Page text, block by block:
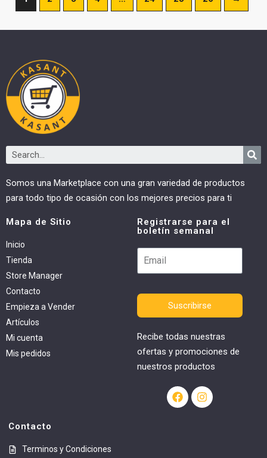
Somos una Marketplace con una gran variedad de productos
para todo tipo de ocasión con los mejores precios para ti
Mapa de Sitio
Inicio
Tienda
Store Manager
Contacto
Empieza a Vender
Artículos
Mi cuenta
Mis pedidos
Registrarse para el
boletín semanal
Suscribirse
Recibe todas nuestras
ofertas y promociones de
nuestros productos
Contacto
Terminos y Condiciones